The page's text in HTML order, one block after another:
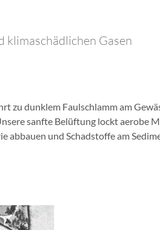
klimaschädlichen Gasen
zu dunklem Faulschlamm am
sanfte Belüftung lockt aerobe
abbauen und Schadstoffe am